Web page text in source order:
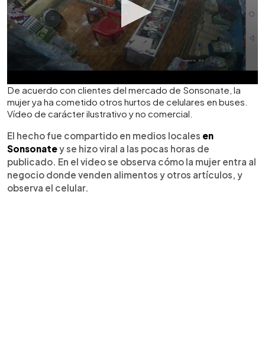
De acuerdo con clientes del mercado de Sonsonate, la
mujer ya ha cometido otros hurtos de celulares en buses.
Vídeo de carácter ilustrativo y no comercial.
El hecho fue compartido en medios locales en
Sonsonatey se hizo viral a las pocas horas de
publicado. En el video se observa cómo la mujer entra al
negocio donde venden alimentos y otros artículos, y
observa el celular.